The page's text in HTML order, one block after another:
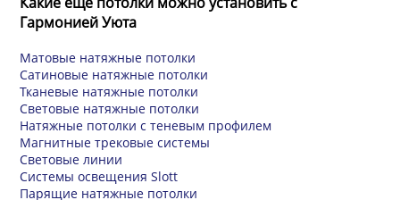
Гармонией Уюта
Матовые натяжные потолки
Сатиновые натяжные потолки
Тканевые натяжные потолки
Световые натяжные потолки
Натяжные потолки с теневым профилем
Магнитные трековые системы
Световые линии
Системы освещения Slott
Парящие натяжные потолки